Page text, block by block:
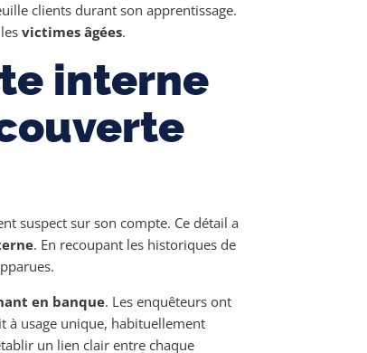
clients durant son apprentissage.
victimes âgées.
interne
suspect sur son compte. Ce détail a
. En recoupant les historiques de
en banque. Les enquêteurs ont
à usage unique, habituellement
un lien clair entre chaque